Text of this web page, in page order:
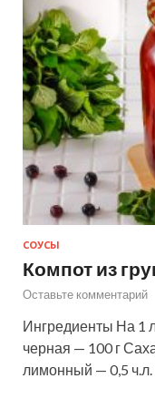
СОУСЫ
Компот из
Оставьте комментарий
Ингредиенты На 1
черная — 100 г
лимонный — 0,5